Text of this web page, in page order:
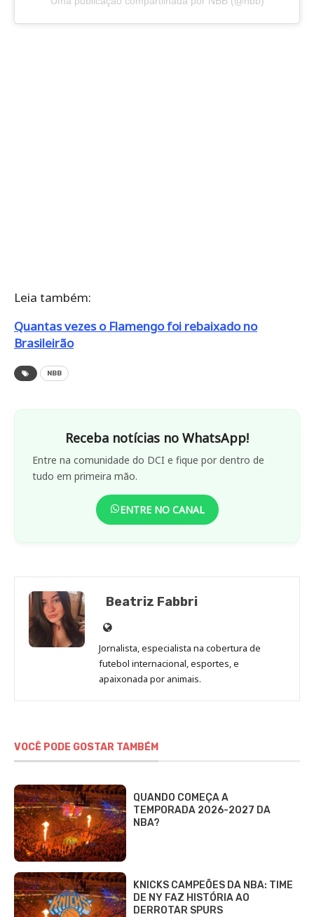
Leia também:
Quantas vezes o Flamengo foi rebaixado no
Brasileirão
NBB
Receba notícias no WhatsApp!
Entre na comunidade do DCI e fique por dentro de
tudo em primeira mão.
ENTRE NO CANAL
Beatriz Fabbri
Site
de
Beatriz
Fabbri
Jornalista, especialista na cobertura de
futebol internacional, esportes, e
apaixonada por animais.
VOCÊ PODE GOSTAR TAMBÉM
QUANDO COMEÇA A
TEMPORADA 2026-2027 DA
NBA?
KNICKS CAMPEÕES DA NBA: TIME
DE NY FAZ HISTÓRIA AO
DERROTAR SPURS